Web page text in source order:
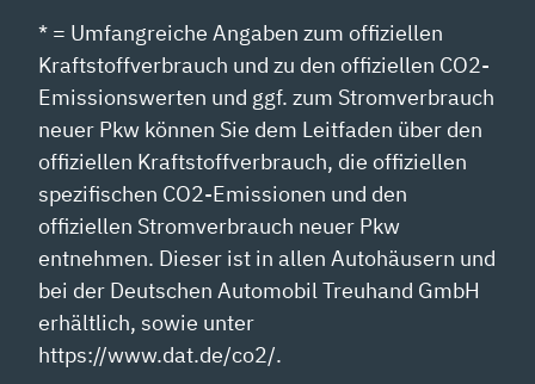
* = Umfangreiche Angaben zum offiziellen
Kraftstoffverbrauch und zu den offiziellen CO2-
Emissionswerten und ggf. zum Stromverbrauch
neuer Pkw können Sie dem Leitfaden über den
offiziellen Kraftstoffverbrauch, die offiziellen
spezifischen CO2-Emissionen und den
offiziellen Stromverbrauch neuer Pkw
entnehmen. Dieser ist in allen Autohäusern und
bei der Deutschen Automobil Treuhand GmbH
erhältlich, sowie unter
https://www.dat.de/co2/.